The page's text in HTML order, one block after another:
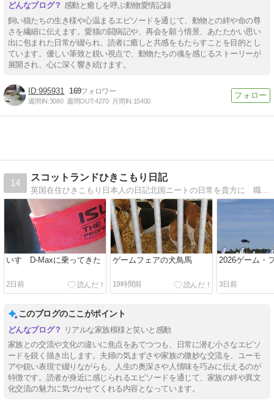
感動と癒しを呼ぶ動物愛情記録
飼い猫たちの生き様や心温まるエピソードを通じて、動物との絆や命の尊
さを繊細に伝えます。愛猫の闘病記や、再会を願う情景、あたたかい思い
出に包まれた日常が綴られ、読者に癒しと共感をもたらすことを目的とし
ています。優しい筆致と鋭い視点で、動物たちの魂を感じるストーリーが
展開され、心に深く響き続けます。
995931 169
週間IN:3080 週間OUT:4270 月間IN:15400
14
スコットランドひきこもり日記
英国在住ひきこもり日本人の日記北国ニートの日常を貴方に 職を得てもひきこもりの矜持は忘れない、の精神で
いすゞD-Maxに乗ってきた
2日前
ゲームフェアの犬鳥馬
19時間前
2026ゲーム・
3日前
このブログのここがポイント
リアルな家族模様と笑いと感動
家族との交流や文化の違いに焦点をあてつつも、日常に潜む小さなエピソ
ードを鋭く描き出します。夫婦の気まずさや家族の微妙な交流を、ユーモ
アや鋭い表現で綴りながらも、人生の奥深さや人情味を巧みに伝えるのが
特徴です。読者が身近に感じられるエピソードを通じて、家族の絆や異文
化交流の魅力に気づかせてくれる内容となっています。